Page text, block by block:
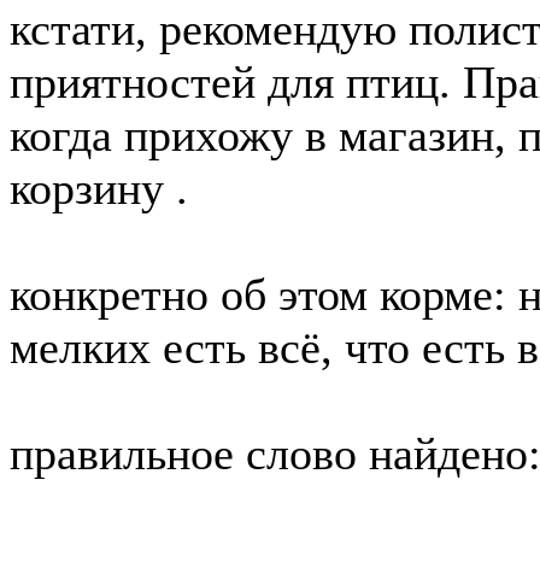
кстати, рекомендую
приятностей для птиц.
когда прихожу в магазин,
корзину .
конкретно об этом корме:
мелких есть всё, что есть
правильное слово